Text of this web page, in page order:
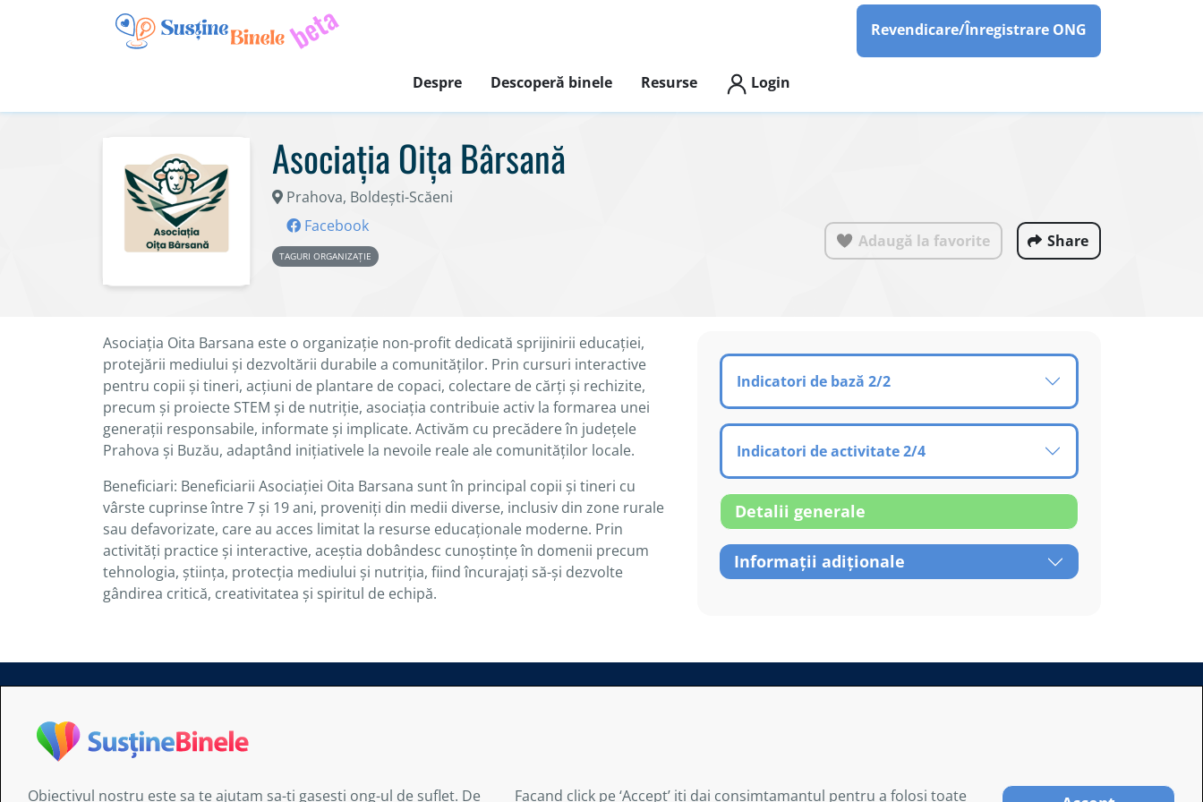
Revendicare/Înregistrare ONG
Despre Descoperă binele Resurse Login
Asociaţia Oiţa Bârsană
Prahova, Boldești-Scăeni
Facebook
TAGURI ORGANIZAȚIE
Adaugă la favorite Share
Indicatori de bază 2/2
Indicatori de activitate 2/4
Detalii generale
Informații adiționale
Asociația Oita Barsana este o organizație non-profit dedicată sprijinirii educației,
protejării mediului și dezvoltării durabile a comunităților. Prin cursuri interactive
pentru copii și tineri, acțiuni de plantare de copaci, colectare de cărți și rechizite,
precum și proiecte STEM și de nutriție, asociația contribuie activ la formarea unei
generații responsabile, informate și implicate. Activăm cu precădere în județele
Prahova și Buzău, adaptând inițiativele la nevoile reale ale comunităților locale.
Beneficiari: Beneficiarii Asociației Oita Barsana sunt în principal copii și tineri cu
vârste cuprinse între 7 și 19 ani, proveniți din medii diverse, inclusiv din zone rurale
sau defavorizate, care au acces limitat la resurse educaționale moderne. Prin
activități practice și interactive, aceștia dobândesc cunoștințe în domenii precum
tehnologia, știința, protecția mediului și nutriția, fiind încurajați să-și dezvolte
gândirea critică, creativitatea și spiritul de echipă.
nu sunt obligatoriu exhaustive, exacte sau actualizate;
responsabilitate.
Obiectivul nostru este sa te ajutam sa-ti gasesti ong-ul de suflet. De Facand click pe ‘Accept’ iti dai consimtamantul pentru a folosi toate